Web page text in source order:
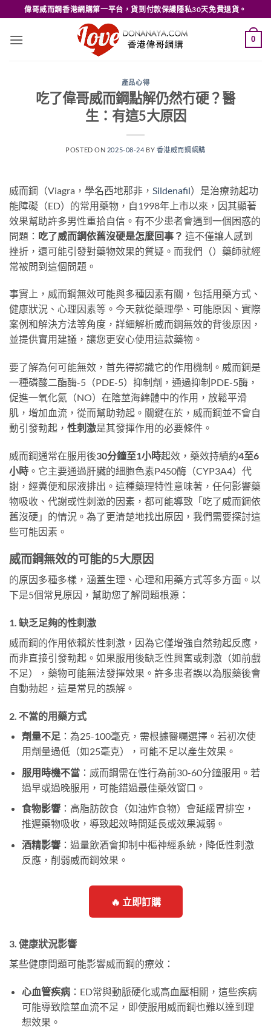
to
content
偉哥威而鋼香港網購第一平台，貨到付款保護隱私30天免費退貨。
0
產品心得
吃了偉哥威而鋼點解仍然冇硬？醫
生：有這5大原因
POSTED ON 2025-08-24 BY 香港威而鋼網購
威而鋼（Viagra，學名西地那非， Sildenafil）是治療勃起功
能障礙（ED）的常用藥物，自1998年上市以來，因其顯著
效果幫助許多男性重拾自信。有不少患者會遇到一個困惑的
問題： 吃了威而鋼依舊沒硬是怎麼回事？ 這不僅讓人感到
挫折，還可能引發對藥物效果的質疑。而我們（）藥師就經
常被問到這個問題。
事實上，威而鋼無效可能與多種因素有關，包括用藥方式、
健康狀況、心理因素等。今天就從藥理學、可能原因、實際
案例和解決方法等角度，詳細解析威而鋼無效的背後原因，
並提供實用建議，讓您更安心使用這款藥物。
要了解為何可能無效，首先得認識它的作用機制。威而鋼是
一種磷酸二酯酶-5（PDE-5）抑制劑，通過抑制PDE-5酶，
促進一氧化氮（NO）在陰莖海綿體中的作用，放鬆平滑
肌，增加血流，從而幫助勃起。關鍵在於，威而鋼並不會自
動引發勃起， 性刺激是其發揮作用的必要條件。
威而鋼通常在服用後30分鐘至1小時起效，藥效持續約4至6
小時 。它主要通過肝臟的細胞色素P450酶（CYP3A4）代
謝，經糞便和尿液排出。這種藥理特性意味著，任何影響藥
物吸收、代謝或性刺激的因素，都可能導致「吃了威而鋼依
舊沒硬」的情況。為了更清楚地找出原因，我們需要探討這
些可能因素。
威而鋼無效的可能的5大原因
的原因多種多樣，涵蓋生理、心理和用藥方式等多方面。以
下是5個常見原因，幫助您了解問題根源：
1. 缺乏足夠的性刺激
威而鋼的作用依賴於性刺激，因為它僅增強自然勃起反應，
而非直接引發勃起。如果服用後缺乏性興奮或刺激（如前戲
不足），藥物可能無法發揮效果。許多患者誤以為服藥後會
自動勃起，這是常見的誤解。
2. 不當的用藥方式
劑量不足 ：為25-100毫克，需根據醫囑選擇。若初次使
用劑量過低（如25毫克），可能不足以產生效果。
服用時機不當：威而鋼需在性行為前30-60分鐘服用。若
過早或過晚服用，可能錯過最佳藥效窗口。
食物影響：高脂肪飲食（如油炸食物）會延緩胃排空，
推遲藥物吸收，導致起效時間延長或效果減弱。
酒精影響：過量飲酒會抑制中樞神經系統，降低性刺激
反應，削弱威而鋼效果。
🔥 立即訂購
3. 健康狀況影響
某些健康問題可能影響威而鋼的療效：
心血管疾病：ED常與動脈硬化或高血壓相關，這些疾病
可能導致陰莖血流不足，即使服用威而鋼也難以達到理
想效果。